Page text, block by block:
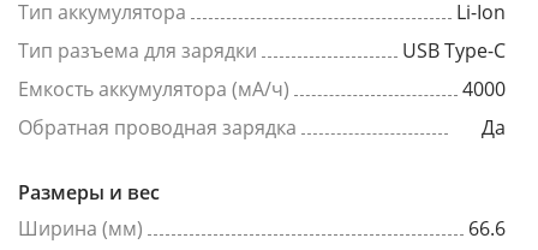
Тип аккумулятора
Li-Ion
Тип разъема для зарядки
USB Type-C
Емкость аккумулятора (мА/ч)
4000
Обратная проводная зарядка
Да
Размеры и вес
Ширина (мм)
66.6